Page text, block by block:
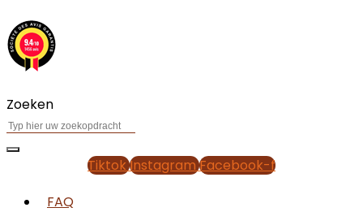
Zoeken
Tiktok Instagram Facebook-f
FAQ